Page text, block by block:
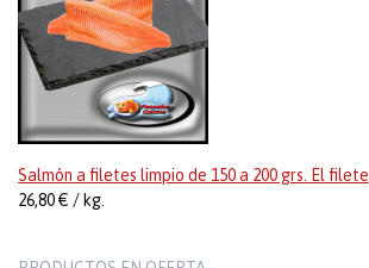
Salmón a filetes limpio de 150 a 200 grs. El filete
26,80 € / kg.